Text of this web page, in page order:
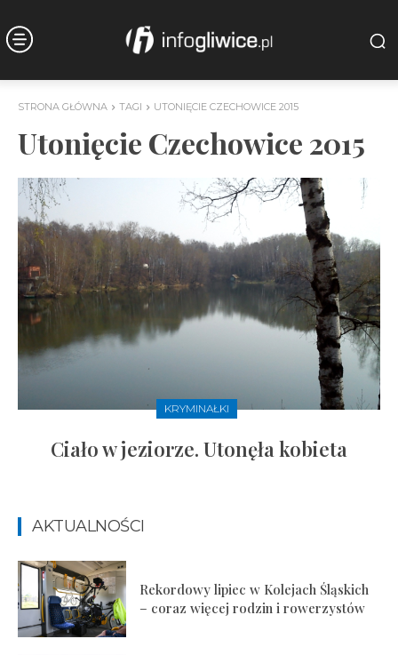
STRONA GŁÓWNA TAGI UTONIĘCIE CZECHOWICE 2015
Utonięcie Czechowice 2015
KRYMINAŁKI
Ciało w jeziorze. Utonęła kobieta
AKTUALNOŚCI
Rekordowy lipiec w Kolejach Śląskich
– coraz więcej rodzin i rowerzystów